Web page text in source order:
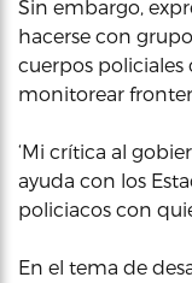
Sin embargo,
hacerse con
cuerpos policiales
monitorear
‘Mi crítica al
ayuda con los
policiacos con
En el tema de